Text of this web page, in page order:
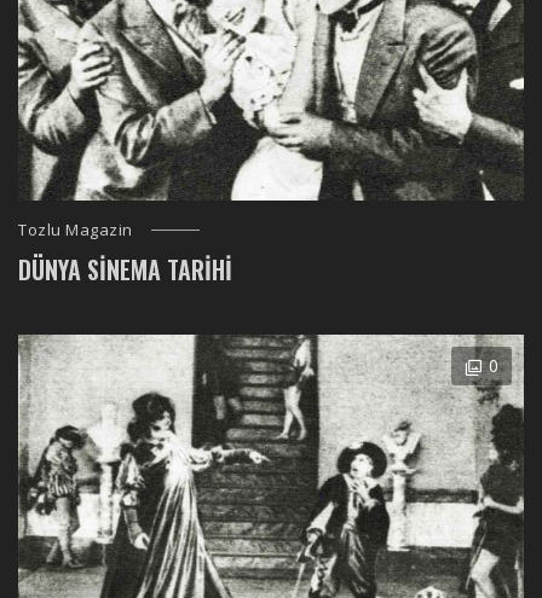
Tozlu Magazin
DÜNYA SINEMA TARIHI
0